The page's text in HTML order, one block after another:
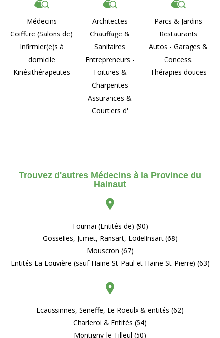
Médecins
Coiffure (Salons de)
Infirmier(e)s à
domicile
Kinésithérapeutes
Architectes
Chauffage &
Sanitaires
Entrepreneurs -
Toitures &
Charpentes
Assurances &
Courtiers d'
Parcs & Jardins
Restaurants
Autos - Garages &
Concess.
Thérapies douces
Trouvez d'autres Médecins à la Province du
Hainaut
Tournai (Entités de) (90)
Gosselies, Jumet, Ransart, Lodelinsart (68)
Mouscron (67)
Entités La Louvière (sauf Haine-St-Paul et Haine-St-Pierre) (63)
Ecaussinnes, Seneffe, Le Roeulx & entités (62)
Charleroi & Entités (54)
Montigny-le-Tilleul (50)